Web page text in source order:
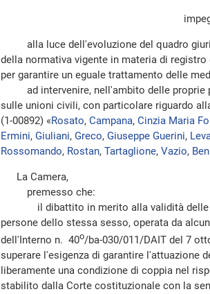
alla luce dell'evoluzione del quadro
della normativa vigente in materia di
per garantire un eguale trattamento delle
ad intervenire, nell'ambito delle proprie
sulle unioni civili, con particolare riguardo
(1-00892) «Rosato, Campana, Cinzia Maria
Ermini, Giuliani, Greco, Giuseppe Guerini,
Rossomando, Rostan, Tartaglione, Vazio,
La Camera,
premesso che:
il dibattito in merito alla validità delle
persone dello stessa sesso, operata da
dell'Interno n. 40o/ba-030/011/DAIT del 7
superare l'esigenza di garantire l'attuazione
liberamente una condizione di coppia nel
stabilito dalla Corte costituzionale con la